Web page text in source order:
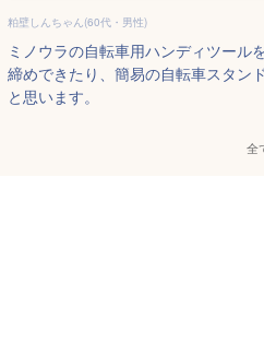
粕壁しんちゃん(60代・男性)
ミノウラの自転車用ハンディツール
締めできたり、簡易の自転車スタン
と思います。
全